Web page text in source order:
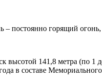
постоянно горящий
141,8 метра (по 1
в составе